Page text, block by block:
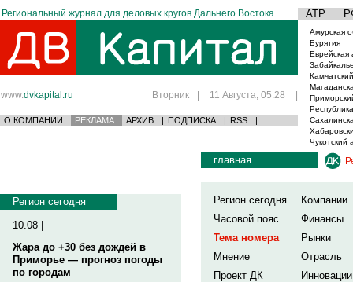
Региональный журнал для деловых кругов Дальнего Востока АТР
www.dvkapital.ru Вторник | 11 Августа, 05:28 |
О КОМПАНИИ РЕКЛАМА АРХИВ | ПОДПИСКА | RSS |
Амурская
Бурятия
Еврейская
Чукотский
Регион сегодня
10.08 |
Жара до +30 без дождей в
Приморье — прогноз погоды
по городам
главная
Регион сегодня
Компании
Часовой пояс
Финансы
Тема номера
Рынки
Мнение
Отрасль
Проект ДК
Инновации